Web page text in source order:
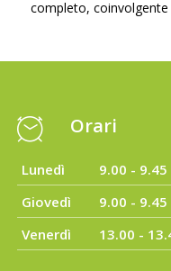
completo,
Orari
Lunedì
9.00 - 9.45
Giovedì
9.00 - 9.45
Venerdì
13.00 -